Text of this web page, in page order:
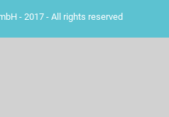
- 2017 - All rights reserved